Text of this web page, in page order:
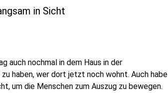
in Sicht
auch nochmal in dem Haus in der
haben, wer dort jetzt noch wohnt. Auch habe
um die Menschen zum Auszug zu bewegen.